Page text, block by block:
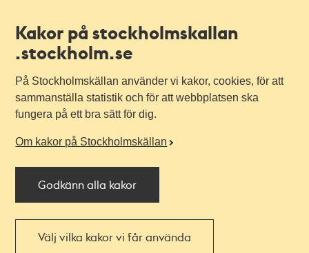
Kakor på stockholmskallan
.stockholm.se
På Stockholmskällan använder vi kakor, cookies, för att
sammanställa statistik och för att webbplatsen ska
fungera på ett bra sätt för dig.
Om kakor på Stockholmskällan
Godkänn alla kakor
Välj vilka kakor vi får använda